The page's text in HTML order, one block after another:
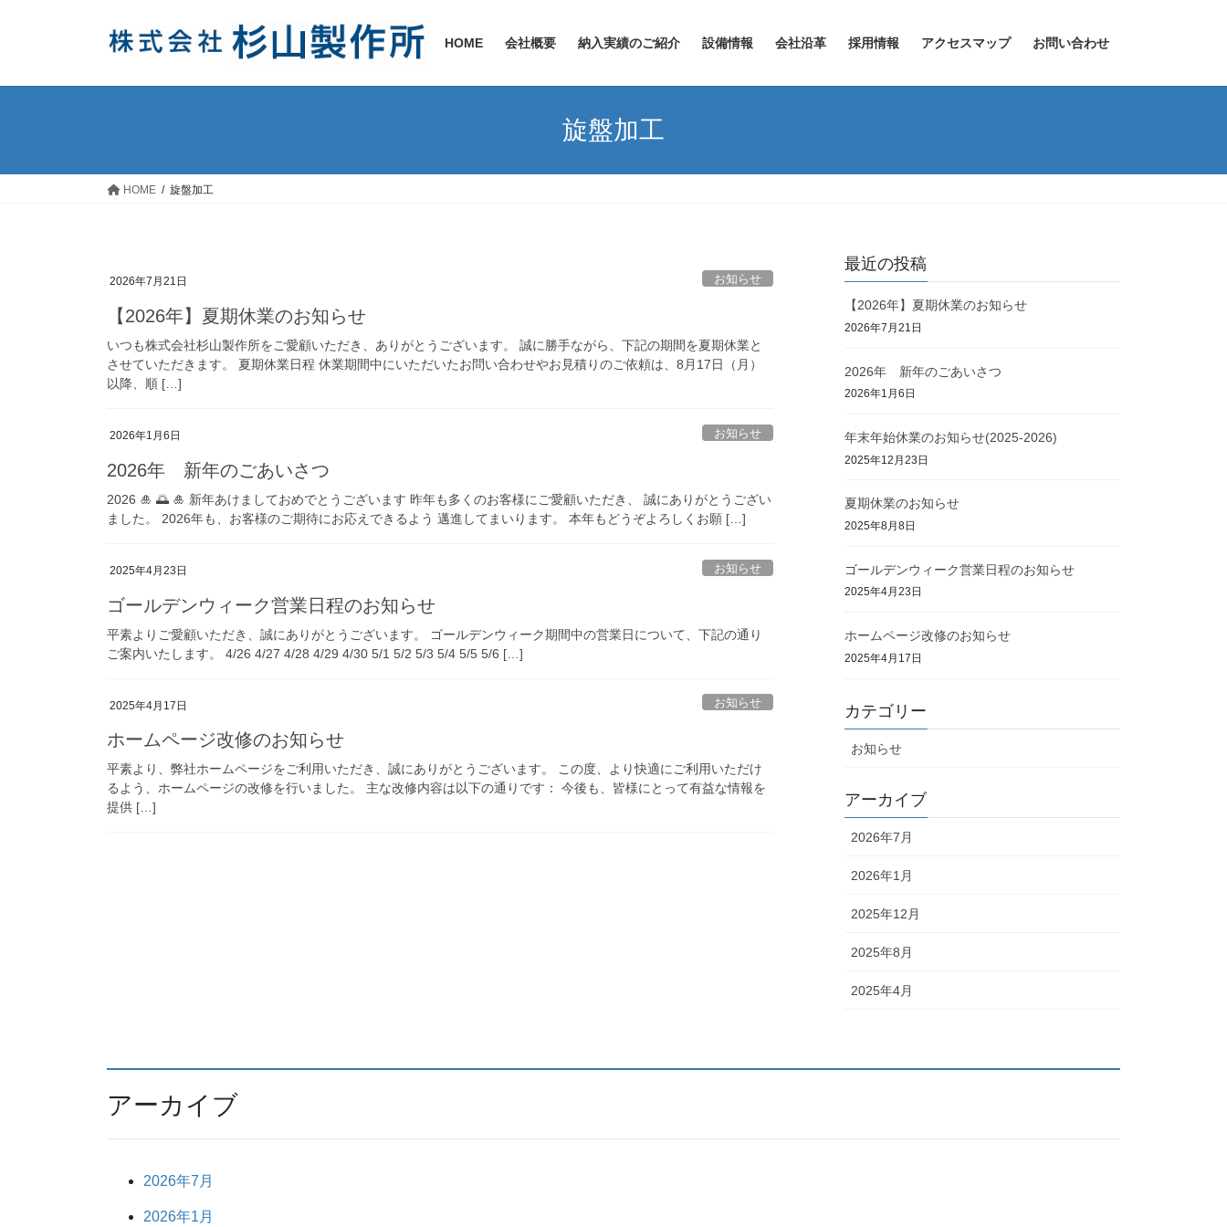
HOME 会社概要 納入実績のご紹介 設備情報 会社沿革 採用情報 アクセスマップ お問い合わせ
旋盤加工
HOME 旋盤加工
2026年7月21日 お知らせ
【2026年】夏期休業のお知らせ
いつも株式会社杉山製作所をご愛顧いただき、ありがとうございます。 誠に勝手ながら、下記の期間を夏期休業と
させていただきます。 夏期休業日程 休業期間中にいただいたお問い合わせやお見積りのご依頼は、8月17日（月）
以降、順 […]
2026年1月6日 お知らせ
2026年 新年のごあいさつ
2026 🎍 🌅 🎍 新年あけましておめでとうございます 昨年も多くのお客様にご愛顧いただき、 誠にありがとうござい
ました。 2026年も、お客様のご期待にお応えできるよう 邁進してまいります。 本年もどうぞよろしくお願 […]
2025年4月23日 お知らせ
ゴールデンウィーク営業日程のお知らせ
平素よりご愛顧いただき、誠にありがとうございます。 ゴールデンウィーク期間中の営業日について、下記の通り
ご案内いたします。 4/26 4/27 4/28 4/29 4/30 5/1 5/2 5/3 5/4 5/5 5/6 […]
2025年4月17日 お知らせ
ホームページ改修のお知らせ
平素より、弊社ホームページをご利用いただき、誠にありがとうございます。​ この度、より快適にご利用いただけ
るよう、ホームページの改修を行いました。​ 主な改修内容は以下の通りです：​ 今後も、皆様にとって有益な情報を
提供 […]
最近の投稿
【2026年】夏期休業のお知らせ
2026年7月21日
2026年 新年のごあいさつ
2026年1月6日
年末年始休業のお知らせ(2025-2026)
2025年12月23日
夏期休業のお知らせ
2025年8月8日
ゴールデンウィーク営業日程のお知らせ
2025年4月23日
ホームページ改修のお知らせ
2025年4月17日
カテゴリー
お知らせ
アーカイブ
2026年7月
2026年1月
2025年12月
2025年8月
2025年4月
アーカイブ
2026年7月
2026年1月